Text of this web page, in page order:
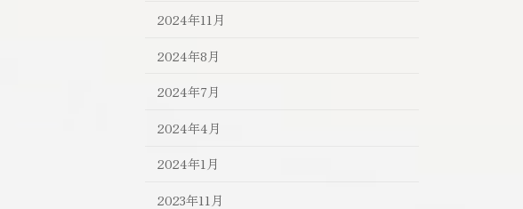
2024年11月
2024年8月
2024年7月
2024年4月
2024年1月
2023年11月